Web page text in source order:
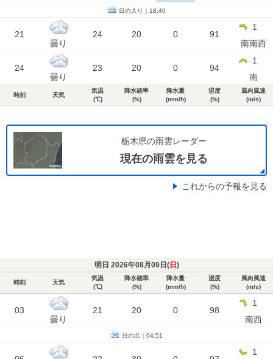
日の入り｜18:40
21
曇り
24 20 0 91
1
南南西
24
曇り
23 20 0 94
1
南
時刻 天気
気温
(℃)
降水確率
(%)
降水量
(mm/h)
湿度
(%)
風向風速
(m/s)
栃木県の雨雲レーダー
現在の雨雲を見る
これからの予報を見る
明日 2026年08月09日(日 )
時刻 天気
気温
(℃)
降水確率
(%)
降水量
(mm/h)
湿度
(%)
風向風速
(m/s)
03
曇り
21 20 0 98
1
南西
日の出｜04:51
1